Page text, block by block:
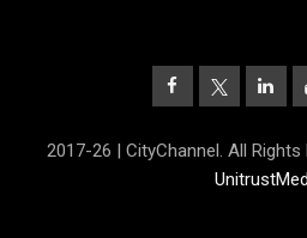
2017-26 | CityChannel. All Rights